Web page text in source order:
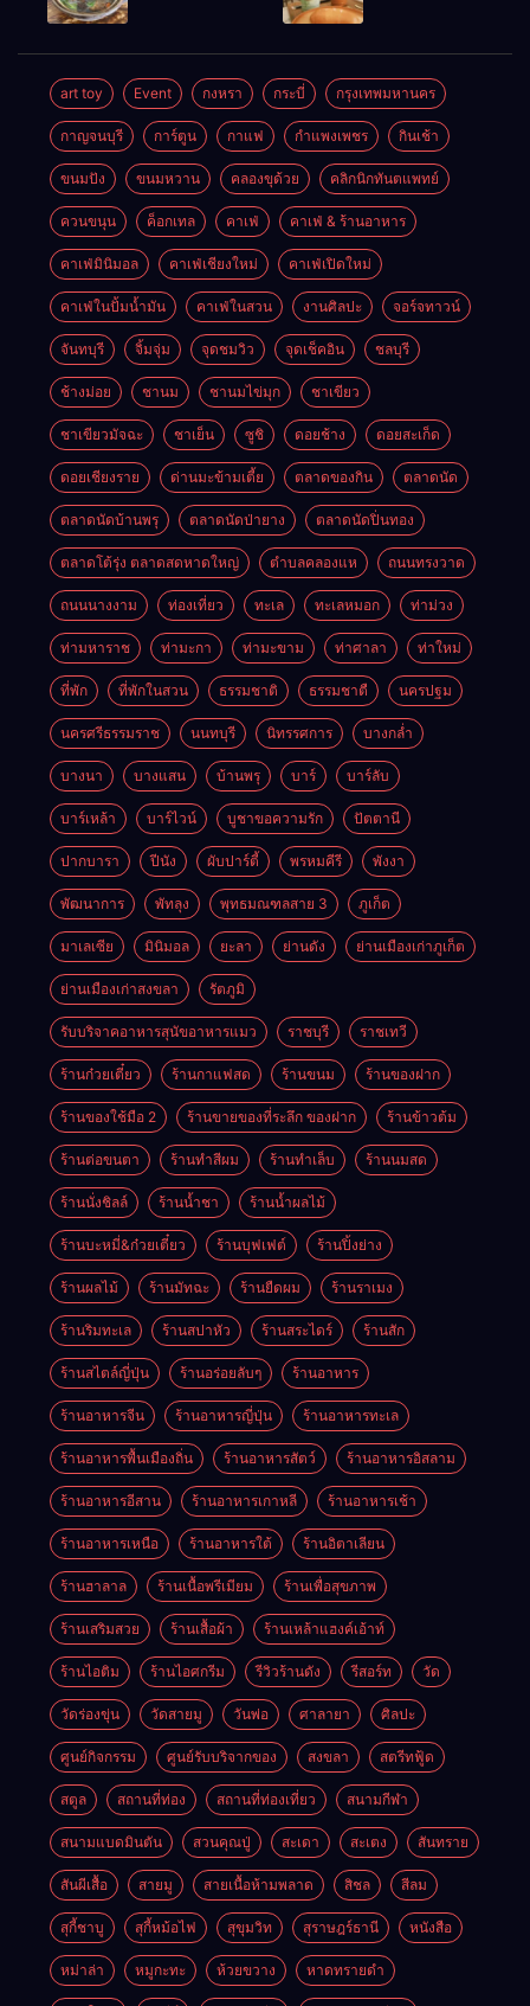
art toy Event กงหรา กระบี่ กรุงเทพมหานคร
กาญจนบุรี การ์ตูน กาแฟ กำแพงเพชร กินเช้า
ขนมปัง ขนมหวาน คลองขุด้วย คลิกนิกทันตแพทย์
ควนขนุน ค็อกเทล คาเฟ่ คาเฟ่ & ร้านอาหาร
คาเฟ่มินิมอล คาเฟ่เชียงใหม่ คาเฟ่เปิดใหม่
คาเฟ่ในปั้มน้ำมัน คาเฟ่ในสวน งานศิลปะ จอร์จทาวน์
จันทบุรี จิ้มจุ่ม จุดชมวิว จุดเช็คอิน ชลบุรี
ช้างม่อย ชานม ชานมไข่มุก ชาเขียว
ชาเขียวมัจฉะ ชาเย็น ซูชิ ดอยช้าง ดอยสะเก็ด
ดอยเชียงราย ด่านมะข้ามเตี้ย ตลาดของกิน ตลาดนัด
ตลาดนัดบ้านพรุ ตลาดนัดป่ายาง ตลาดนัดปิ่นทอง
ตลาดโต้รุ่ง ตลาดสดหาดใหญ่ ตำบลคลองแห ถนนทรงวาด
ถนนนางงาม ท่องเที่ยว ทะเล ทะเลหมอก ท่าม่วง
ท่ามหาราช ท่ามะกา ท่ามะขาม ท่าศาลา ท่าใหม่
ที่พัก ที่พักในสวน ธรรมชาติ ธรรมชาตื นครปฐม
นครศรีธรรมราช นนทบุรี นิทรรศการ บางกล่ำ
บางนา บางแสน บ้านพรุ บาร์ บาร์ลับ
บาร์เหล้า บาร์ไวน์ บูชาขอความรัก ปัตตานี
ปากบารา ปีนัง ผับปาร์ตี้ พรหมคีรี พังงา
พัฒนาการ พัทลุง พุทธมณฑลสาย 3 ภูเก็ต
มาเลเซีย มินิมอล ยะลา ย่านดัง ย่านเมืองเก่าภูเก็ต
ย่านเมืองเก่าสงขลา รัตภูมิ
รับบริจาคอาหารสุนัขอาหารแมว ราชบุรี ราชเทวี
ร้านก๋วยเตี๋ยว ร้านกาแฟสด ร้านขนม ร้านของฝาก
ร้านของใช้มือ 2 ร้านขายของที่ระลึก ของฝาก ร้านข้าวต้ม
ร้านต่อขนตา ร้านทำสีผม ร้านทำเล็บ ร้านนมสด
ร้านนั่งชิลล์ ร้านน้ำชา ร้านน้ำผลไม้
ร้านบะหมี่&ก๋วยเตี๋ยว ร้านบุฟเฟต์ ร้านปิ้งย่าง
ร้านผลไม้ ร้านมัทฉะ ร้านยืดผม ร้านราเมง
ร้านริมทะเล ร้านสปาหัว ร้านสระไดร์ ร้านสัก
ร้านสไตล์ญี่ปุ่น ร้านอร่อยลับๆ ร้านอาหาร
ร้านอาหารจีน ร้านอาหารญี่ปุ่น ร้านอาหารทะเล
ร้านอาหารพื้นเมืองถิ่น ร้านอาหารสัตว์ ร้านอาหารอิสลาม
ร้านอาหารอีสาน ร้านอาหารเกาหลี ร้านอาหารเช้า
ร้านอาหารเหนือ ร้านอาหารใต้ ร้านอิตาเลียน
ร้านฮาลาล ร้านเนื้อพรีเมียม ร้านเพื่อสุขภาพ
ร้านเสริมสวย ร้านเสื้อผ้า ร้านเหล้าแฮงค์เอ้าท์
ร้านไอติม ร้านไอศกรีม รีวิวร้านดัง รีสอร์ท วัด
วัดร่องขุ่น วัดสายมู วันพ่อ ศาลายา ศิลปะ
ศูนย์กิจกรรม ศูนย์รับบริจากของ สงขลา สตรีทฟู้ด
สตูล สถานที่ท่อง สถานที่ท่องเที่ยว สนามกีฬา
สนามแบดมินตัน สวนคุณปู่ สะเดา สะเตง สันทราย
สันผีเสื้อ สายมู สายเนื้อห้ามพลาด สิชล สีลม
สุกี้ชาบู สุกี้หม้อไฟ สุขุมวิท สุราษฎร์ธานี หนังสือ
หม่าล่า หมูกะทะ ห้วยขวาง หาดทรายดำ